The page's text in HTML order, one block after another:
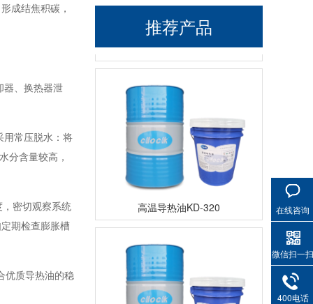
成结焦积碳，
器、换热器泄
用常压脱水：将
分含量较高，
密切观察系统
期检查膨胀槽
优质导热油的稳
推荐产品
高温导热油WD-320
在线咨询
微信扫一扫
400电话